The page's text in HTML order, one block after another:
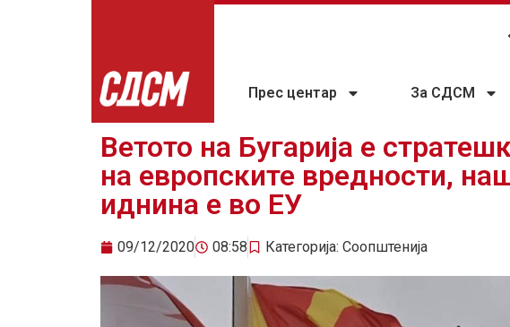
Прес центар За СДСМ
Ветото на Бугарија е
на европските вредности,
иднина е во ЕУ
09/12/2020 08:58 Категорија: Соопштенија